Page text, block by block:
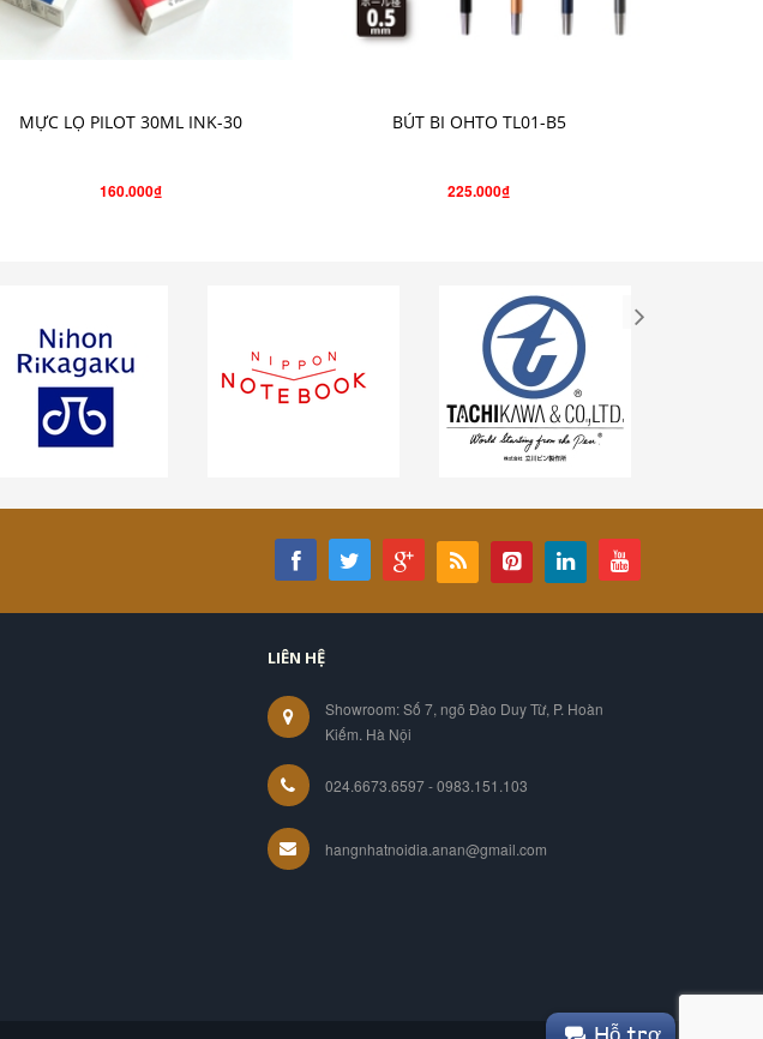
MỰC LỌ PILOT 30ML INK-30
160.000₫
BÚT BI OHTO TL01-B5
225.000₫
LIÊN HỆ
Showroom: Số 7, ngõ Đào Duy Từ, P. Hoàn
Kiếm. Hà Nội
024.6673.6597 - 0983.151.103
hangnhatnoidia.anan@gmail.com